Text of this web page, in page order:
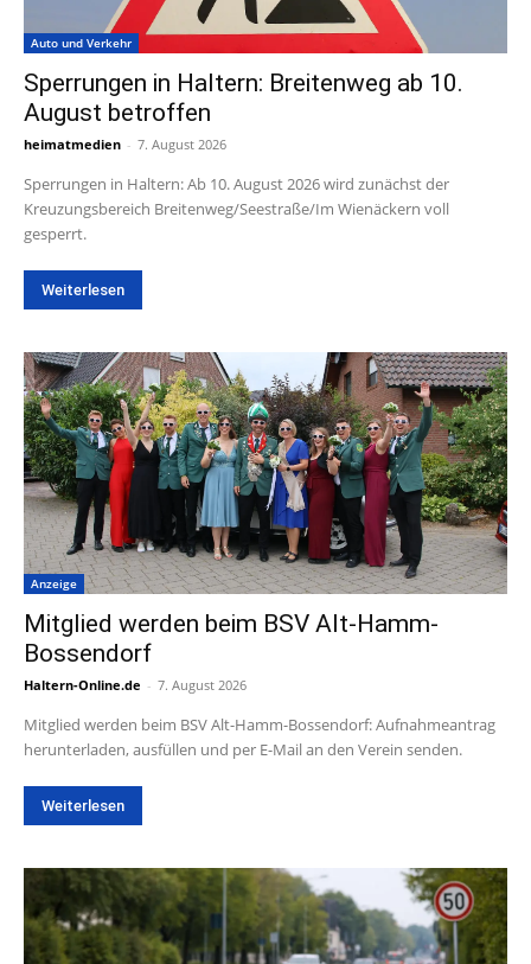
Auto und Verkehr
Sperrungen in Haltern: Breitenweg ab 10.
August betroffen
heimatmedien - 7. August 2026
Sperrungen in Haltern: Ab 10. August 2026 wird zunächst der
Kreuzungsbereich Breitenweg/Seestraße/Im Wienäckern voll
gesperrt.
Weiterlesen
Anzeige
Mitglied werden beim BSV Alt-Hamm-
Bossendorf
Haltern-Online.de - 7. August 2026
Mitglied werden beim BSV Alt-Hamm-Bossendorf: Aufnahmeantrag
herunterladen, ausfüllen und per E-Mail an den Verein senden.
Weiterlesen